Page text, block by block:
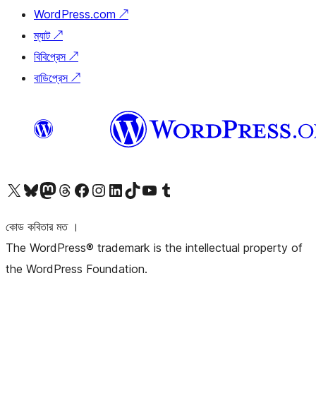
WordPress.com ↗
ম্যাট ↗
বিবিপ্রেস ↗
বাডিপ্রেস ↗
আমাদের X (আগের টুইটার) অ্যাকাউন্টে যানআমাদের Bluesky অ্যাকাউন্টটি দেখুনআমাদের মাস্টোডন অ্যাকাউন্টটি দেখুনআমাদের থ্রেডস অ্যাকাউন্টটি দেখুনআমাদের ফেসবুক পেজ দেখুনআমাদের ইন্সটাগ্রাম অ্যাকাউন্ট দেখুনআমাদের লিঙ্কডইন অ্যাকাউন্টে যানআমাদের TikTok অ্যাকাউন্টটি দেখুনআমাদের ইউটিউব চ্যানেলে যান আমাদের টাম্বলার অ্যাকাউন্ট দেখুন
কোড কবিতার মত ।
The WordPress® trademark is the intellectual property of
the WordPress Foundation.